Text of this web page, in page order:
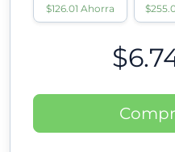
$126.01 Ahorra